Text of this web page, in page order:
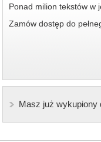
Ponad milion tekstów w
Zamów dostęp do
Masz już wykupiony